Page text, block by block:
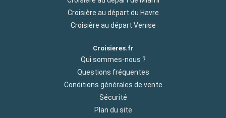
Croisière au départ du Havre
Croisière au départ Venise
Croisieres.fr
Qui sommes-nous ?
Questions fréquentes
Conditions générales de vente
Sécurité
Plan du site